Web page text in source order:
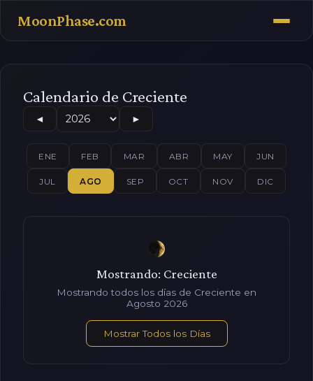
MoonPhase.com
Calendario de Creciente
◄ ►
ENE FEB MAR ABR MAY JUN
JUL AGO SEP OCT NOV DIC
Mostrando: Creciente
Mostrando todos los días de Creciente en
Agosto 2026
Mostrar Todos los Días